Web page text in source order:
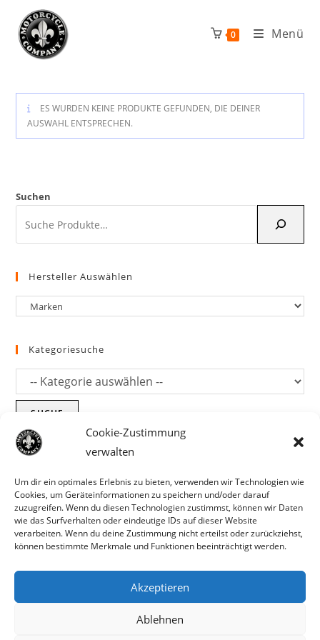
Cookie-Zustimmung
verwalten
Um dir ein optimales Erlebnis zu bieten, verwenden wir Technologien wie
Cookies, um Geräteinformationen zu speichern und/oder darauf
zuzugreifen. Wenn du diesen Technologien zustimmst, können wir Daten
wie das Surfverhalten oder eindeutige IDs auf dieser Website
verarbeiten. Wenn du deine Zustimmung nicht erteilst oder zurückziehst,
können bestimmte Merkmale und Funktionen beeinträchtigt werden.
Akzeptieren
Ablehnen
Parts für Harley Davidson, Indian und
Inhalt
springen
0 Menü
ES WURDEN KEINE PRODUKTE GEFUNDEN, DIE DEINER
AUSWAHL ENTSPRECHEN.
Suchen
Hersteller Auswählen
Kategoriesuche
SUCHE